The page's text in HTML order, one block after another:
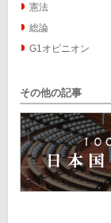
憲法
総論
G1オピニオン
その他の記事